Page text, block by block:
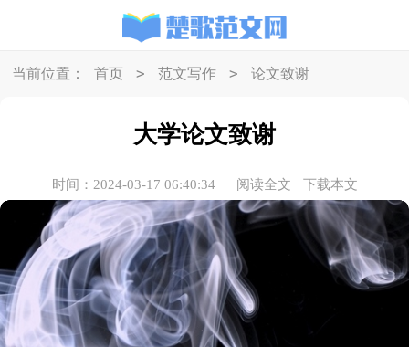
当前位置： 首页 > 范文写作 > 论文致谢
大学论文致谢
时间：2024-03-17 06:40:34 阅读全文 下载本文